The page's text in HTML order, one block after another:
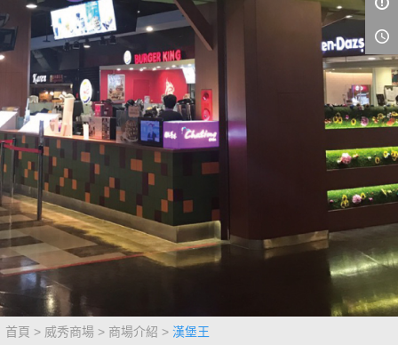
首頁 威秀商場 商場介紹 漢堡王
LIVE演唱會
影城公告
影城活動
中獎名單
合作夥伴
商家介紹
商場活動